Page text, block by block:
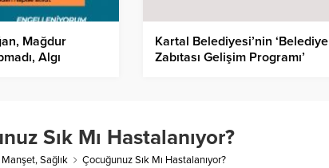
Mağdur
Algı
Kartal Belediyesi’nin ‘Belediye
Zabıtası Gelişim Programı’
Sık Mı Hastalanıyor?
Manşet,Sağlık Çocuğunuz Sık Mı Hastalanıyor?